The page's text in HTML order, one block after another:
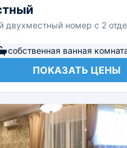
двухместный номер с 2
собственная ванная
ПОКАЗАТЬ ЦЕНЫ